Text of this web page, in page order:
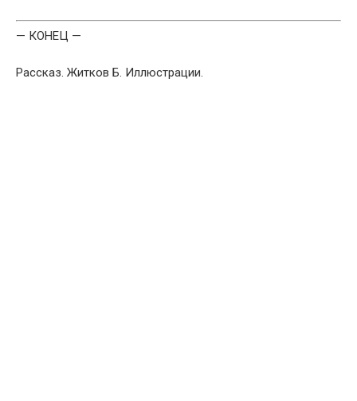
— КОНЕЦ —
Рассказ. Житков Б. Иллюстрации.